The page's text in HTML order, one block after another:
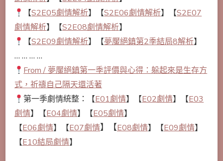
【S2E05劇情解析】【S2E06劇情解析】【S2E07
劇情解析】【S2E08劇情解析】
【S2E09劇情解析】【夢魘絕鎮第2季結局8解析】
… … … …
From / 夢魘絕鎮第一季評價與心得：躲起來是生存方
式，祈禱自己隔天還活著
第一季劇情統整：【E01劇情】【E02劇情】【E03
劇情】【E04劇情】【E05劇情】
【E06劇情】【E07劇情】【E08劇情】【E09劇情】
【E10結局劇情】